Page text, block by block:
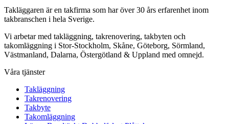
Takläggaren är en takfirma som har över 30 års erfarenhet inom
takbranschen i hela Sverige.
Vi arbetar med takläggning, takrenovering, takbyten och
takomläggning i Stor-Stockholm, Skåne, Göteborg, Sörmland,
Västmanland, Dalarna, Östergötland & Uppland med omnejd.
Våra tjänster
Takläggning
Takrenovering
Takbyte
Takomläggning